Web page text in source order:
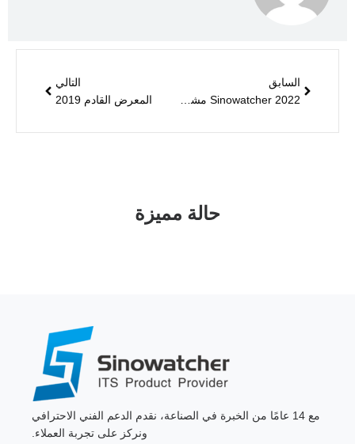
السابق
2022 Sinowatcher مشغول بالإنتاج في يونيو!
التالي
المعرض القادم 2019
حالة مميزة
مع 14 عامًا من الخبرة في الصناعة، نقدم الدعم الفني الاحترافي
ونركز على تجربة العملاء.